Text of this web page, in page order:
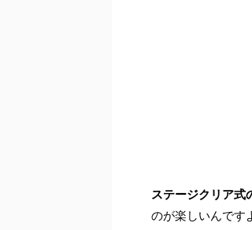
ステージクリア式
のが楽しいんです